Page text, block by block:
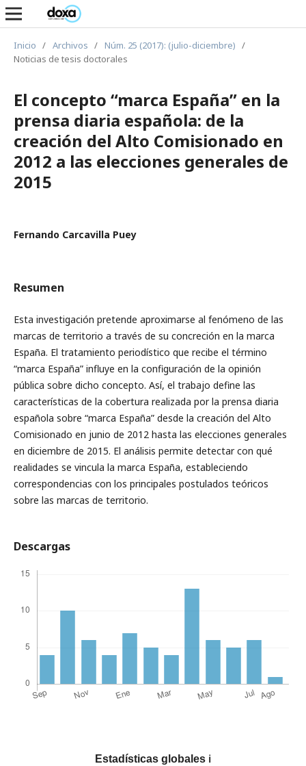
Inicio / Archivos / Núm. 25 (2017): (julio-diciembre) /
Noticias de tesis doctorales
El concepto “marca España” en la
prensa diaria española: de la
creación del Alto Comisionado en
2012 a las elecciones generales de
2015
Fernando Carcavilla Puey
Resumen
Esta investigación pretende aproximarse al fenómeno de las
marcas de territorio a través de su concreción en la marca
España. El tratamiento periodístico que recibe el término
“marca España” influye en la configuración de la opinión
pública sobre dicho concepto. Así, el trabajo define las
características de la cobertura realizada por la prensa diaria
española sobre “marca España” desde la creación del Alto
Comisionado en junio de 2012 hasta las elecciones generales
en diciembre de 2015. El análisis permite detectar con qué
realidades se vincula la marca España, estableciendo
correspondencias con los principales postulados teóricos
sobre las marcas de territorio.
Descargas
Estadísticas globales ℹ️